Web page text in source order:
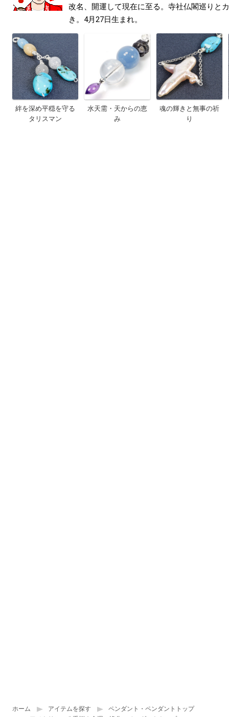
改名、開運して現在に至る。寺社仏閣巡りと
き。4月27日生まれ。
絆を深め平穏を守る
タリスマン
水天需・天からの恵
み
魂の輝きと無事の祈
り
ホーム アイテムを探す
ペンダント・ペンダントトップ